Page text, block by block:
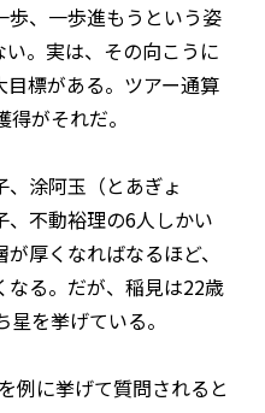
、一歩進もうという姿
。実は、その向こうに
標がある。ツアー通算
がそれだ。
涂阿玉（とあぎょ
、不動裕理の6人しかい
厚くなればなるほど、
る。だが、稲見は22歳
を挙げている。
例に挙げて質問されると